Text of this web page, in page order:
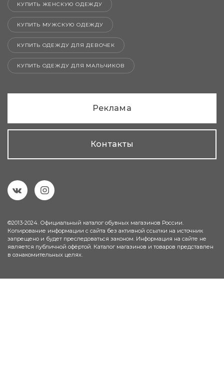
КУПИТЬ ЖЕНСКУЮ ОДЕЖДУ
КУПИТЬ МУЖСКУЮ ОДЕЖДУ
КУПИТЬ ОДЕЖДУ ДЛЯ ДЕВОЧЕК
КУПИТЬ ОДЕЖДУ ДЛЯ МАЛЬЧИКОВ
Реклама
Контакты
©2013-2024. Официальный каталог обувных магазинов России.
Копирование информации с сайта без активной ссылки на источник
запрещено и будет преследоваться законом. Информация на сайте не
является публичной офёртой. Каталог магазинов и товаров представлен
в ознакомительных целях.